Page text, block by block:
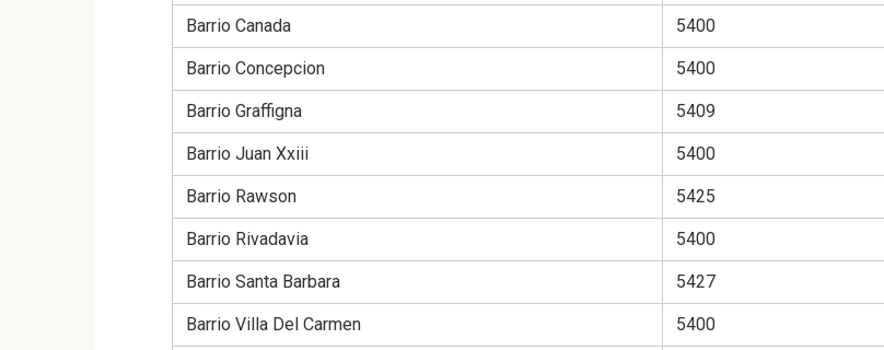
Barrio Canada 5400
Barrio Concepcion 5400
Barrio Graffigna 5409
Barrio Juan Xxiii 5400
Barrio Rawson 5425
Barrio Rivadavia 5400
Barrio Santa Barbara 5427
Barrio Villa Del Carmen 5400